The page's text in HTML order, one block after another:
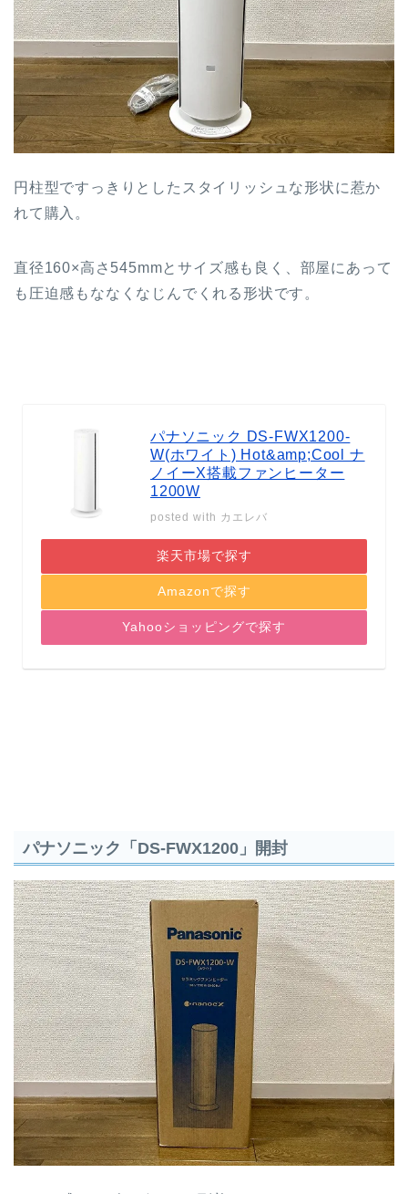
円柱型ですっきりとしたスタイリッシュな形状に惹か
れて購入。
直径160×高さ545mmとサイズ感も良く、部屋にあって
も圧迫感もななくなじんでくれる形状です。
パナソニック DS-FWX1200-
W(ホワイト) Hot&amp;Cool ナ
ノイーX搭載ファンヒーター
1200W
posted with カエレバ
楽天市場で探す
Amazonで探す
Yahooショッピングで探す
パナソニック「DS-FWX1200」開封